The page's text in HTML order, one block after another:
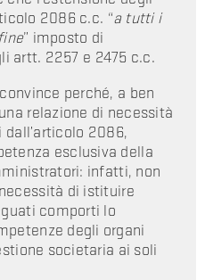
2086 c.c. “a tutti i
” imposto di
artt. 2257 e 2475 c.c.
perché, a ben
relazione di necessità
2086,
esclusiva della
infatti, non
di istituire
comporti lo
degli organi
societaria ai soli